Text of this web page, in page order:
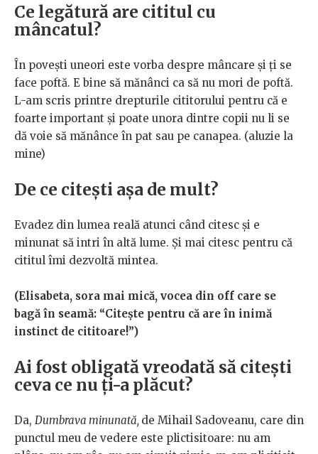
Ce legătură are cititul cu
mâncatul?
În povești uneori este vorba despre mâncare și ți se
face poftă. E bine să mănânci ca să nu mori de poftă.
L-am scris printre drepturile cititorului pentru că e
foarte important și poate unora dintre copii nu li se
dă voie să mănânce în pat sau pe canapea. (aluzie la
mine)
De ce citești așa de mult?
Evadez din lumea reală atunci când citesc și e
minunat să intri în altă lume. Și mai citesc pentru că
cititul îmi dezvoltă mintea.
(Elisabeta, sora mai mică, vocea din off care se
bagă în seamă: “Citește pentru că are în inimă
instinct de cititoare!”)
Ai fost obligată vreodată să citești
ceva ce nu ți-a plăcut?
Da, Dumbrava minunată, de Mihail Sadoveanu, care din
punctul meu de vedere este plictisitoare: nu am